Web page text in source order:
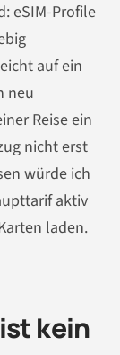
eSIM-Profile
auf ein
neu
Reise ein
nicht erst
würde ich
aktiv
laden.
kein